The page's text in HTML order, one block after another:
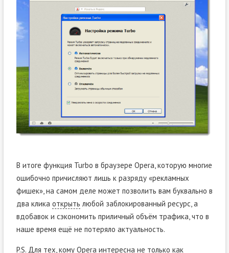
В итоге функция Turbo в браузере Opera, которую многие
ошибочно причисляют лишь к разряду «рекламных
фишек», на самом деле может позволить вам буквально в
два клика открыть любой заблокированный ресурс, а
вдобавок и сэкономить приличный объём трафика, что в
наше время ещё не потеряло актуальность.
P.S. Для тех, кому Operaинтересна не только как